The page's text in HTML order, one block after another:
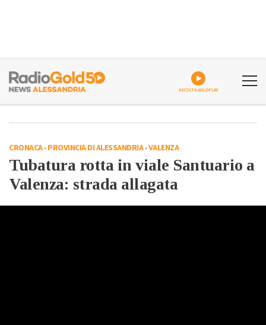
ASCOLTA GOLDPLAY
CRONACA-PROVINCIA DI ALESSANDRIA-VALENZA
Tubatura rotta in viale Santuario a
Valenza: strada allagata